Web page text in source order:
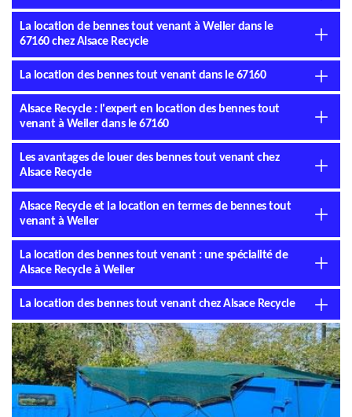
La location de bennes tout venant à Weiler dans le
67160 chez Alsace Recycle
La location des bennes tout venant dans le 67160
Alsace Recycle : l'expert en location des bennes tout
venant à Weiler dans le 67160
Les avantages de louer des bennes tout venant chez
Alsace Recycle
Alsace Recycle et la location en termes de bennes tout
venant à Weiler
La location des bennes tout venant : une spécialité de
Alsace Recycle à Weiler
La location des bennes tout venant chez Alsace Recycle